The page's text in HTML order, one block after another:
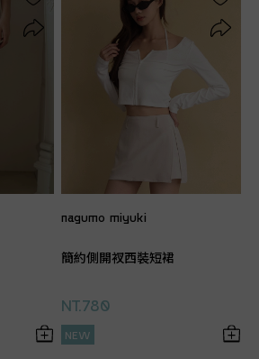
nagumo miyuki
簡約側開衩西裝短裙
NT.780
NEW